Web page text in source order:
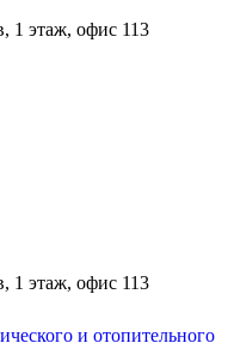
1 этаж, офис 113
1 этаж, офис 113